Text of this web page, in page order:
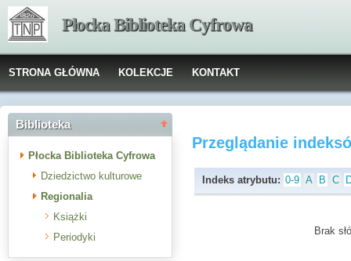
Płocka Biblioteka Cyfrowa
STRONA GŁÓWNA KOLEKCJE KONTAKT
Biblioteka
Płocka Biblioteka Cyfrowa
Dziedzictwo kulturowe
Regionalia
Książki
Periodyki
Przeglądanie
Indeks atrybutu: 0-9 A B C
Brak